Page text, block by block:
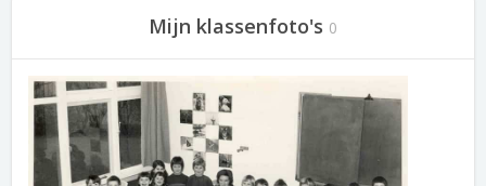
Mijn klassenfoto's 0